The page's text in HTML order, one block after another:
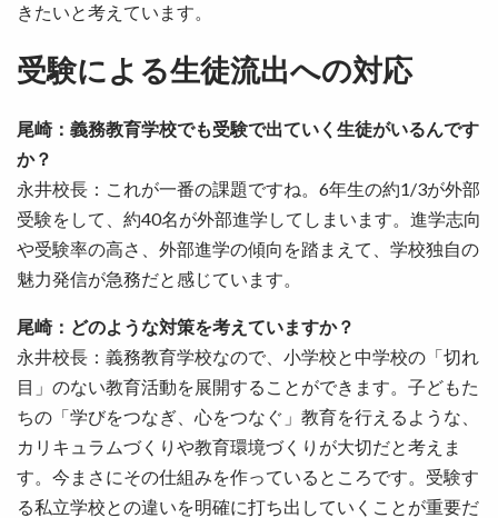
きたいと考えています。
受験による生徒流出への対応
尾崎：義務教育学校でも受験で出ていく生徒がいるんです
か？
永井校長：これが一番の課題ですね。6年生の約1/3が外部
受験をして、約40名が外部進学してしまいます。進学志向
や受験率の高さ、外部進学の傾向を踏まえて、学校独自の
魅力発信が急務だと感じています。
尾崎：どのような対策を考えていますか？
永井校長：義務教育学校なので、小学校と中学校の「切れ
目」のない教育活動を展開することができます。子どもた
ちの「学びをつなぎ、心をつなぐ」教育を行えるような、
カリキュラムづくりや教育環境づくりが大切だと考えま
す。今まさにその仕組みを作っているところです。受験す
る私立学校との違いを明確に打ち出していくことが重要だ